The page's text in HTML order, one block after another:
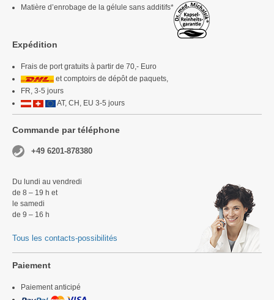
Matière d’enrobage de la gélule sans additifs*
Expédition
Frais de port gratuits à partir de 70,- Euro
et comptoirs de dépôt de paquets,
FR, 3-5 jours
AT, CH, EU 3-5 jours
Commande par téléphone
+49 6201-878380
Du lundi au vendredi
de 8 – 19 h et
le samedi
de 9 – 16 h
Tous les contacts-possibilités
Paiement
Paiement anticipé